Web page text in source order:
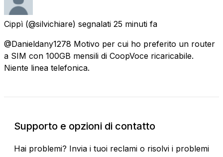
Cippì (@silvichiare) segnalati 25 minuti fa
@Danieldany1278 Motivo per cui ho preferito un router
a SIM con 100GB mensili di CoopVoce ricaricabile.
Niente linea telefonica.
Supporto e opzioni di contatto
Hai problemi? Invia i tuoi reclami o risolvi i problemi